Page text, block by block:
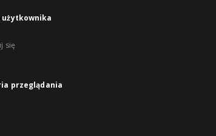
użytkownika
się
przeglądania